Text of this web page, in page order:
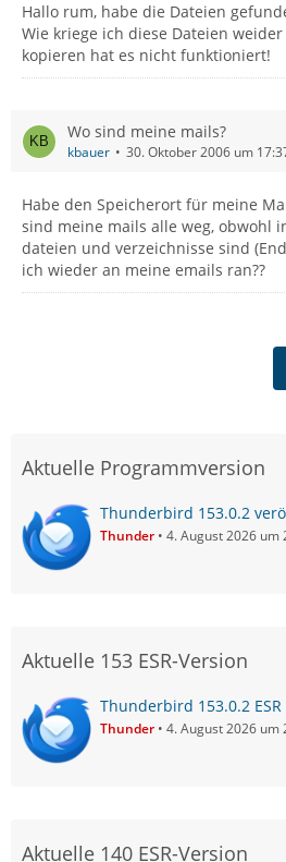
Hallo rum, habe die Dateien
Wie kriege ich diese Dateien
kopieren hat es nicht funktioniert!
Wo sind meine mails?
kbauer 30. Oktober 2006 um
Habe den Speicherort für meine
sind meine mails alle weg, obwohl
dateien und verzeichnisse sind
ich wieder an meine emails ran??
Aktuelle Programmversion
Thunderbird 153.0.2
Thunder 4. August 2026 um
Aktuelle 153 ESR-Version
Thunderbird 153.0.2
Thunder 4. August 2026 um
Aktuelle 140 ESR-Version